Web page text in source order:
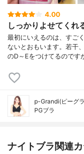
4.00
しっかりよせてくれ
最初にいえるのは、すご
ないとおもいます。若干
のD～Eをつけてるのです
p-Grandi(ピーグ
PGブラ
ナイトブラ関連